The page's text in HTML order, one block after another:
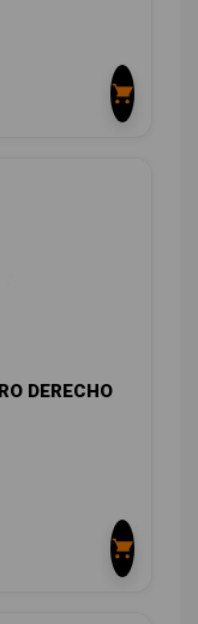
DERECHO